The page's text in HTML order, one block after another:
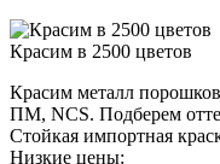
Красим в 2500 цветов
Красим металл
ПМ, NCS. Подберем
Стойкая импортная
Низкие цены: